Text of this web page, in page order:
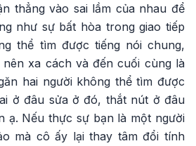
thẳng vào sai lầm của nhau để
như sự bất hòa trong giao tiếp
thể tìm được tiếng nói chung,
xa cách và đến cuối cùng là
hai người không thể tìm được
ở đâu sửa ở đó, thắt nút ở đâu
ạ. Nếu thực sự bạn là một người
mà cô ấy lại thay tâm đổi tính